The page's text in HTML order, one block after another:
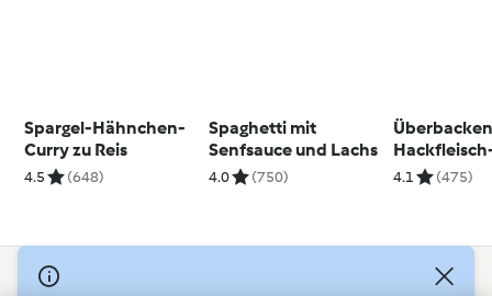
Spargel-Hähnchen-
Curry zu Reis
4.5 (648)
Spaghetti mit
Senfsauce und Lachs
4.0 (750)
Röllchen
4.1 (475)
© Copyright 2026